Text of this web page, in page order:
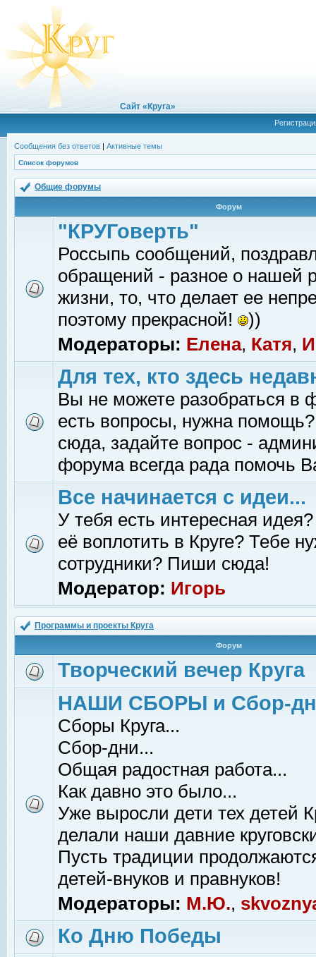
Сайт «Круга»
Сообщения без ответов | Активные темы
Список форумов
Общие форумы
Форум
"КРУГоверть"
Россыпь сообщений,
обращений - разное о нашей
жизни, то, что делает ее
поэтому прекрасной!
))
Модераторы: Елена, Катя,
Для тех, кто здесь
Вы не можете разобраться в
есть вопросы, нужна помощь?
сюда, задайте вопрос -
форума всегда рада помочь
Все начинается с идеи...
У тебя есть интересная
её воплотить в Круге? Тебе
сотрудники? Пиши сюда!
Модератор: Игорь
Программы и проекты Круга
Форум
Творческий вечер Круга
НАШИ СБОРЫ и Сбор-
Сборы Круга...
Сбор-дни...
Общая радостная работа...
Как давно это было...
Уже выросли дети тех детей
делали наши давние
Пусть традиции
детей-внуков и правнуков!
Модераторы: М.Ю.,
Ко Дню Победы